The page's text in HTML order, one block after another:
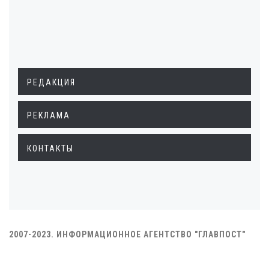
РЕДАКЦИЯ
РЕКЛАМА
КОНТАКТЫ
2007-2023. ИНФОРМАЦИОННОЕ АГЕНТСТВО "ГЛАВПОСТ"